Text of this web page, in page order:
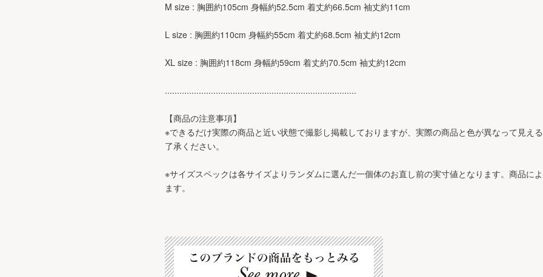
M size : 胸囲約105cm 身幅約52.5cm 着丈約66.5cm 袖丈約11cm
L size : 胸囲約110cm 身幅約55cm 着丈約68.5cm 袖丈約12cm
XL size : 胸囲約118cm 身幅約59cm 着丈約70.5cm 袖丈約12cm
...............................................................................
【商品の注意事項】
※できるだけ実際の商品と近い状態で撮影し掲載しておりますが、実際の商品と色が異なって見え
了承ください。
※サイズスペックは各サイズよりランダムに選んだ一個体のお直し前の実寸値となります。商品に
ます。